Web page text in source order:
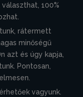
100%
rátermett
minőségű
azt és úgy kapja,
Pontosan,
vagyunk.